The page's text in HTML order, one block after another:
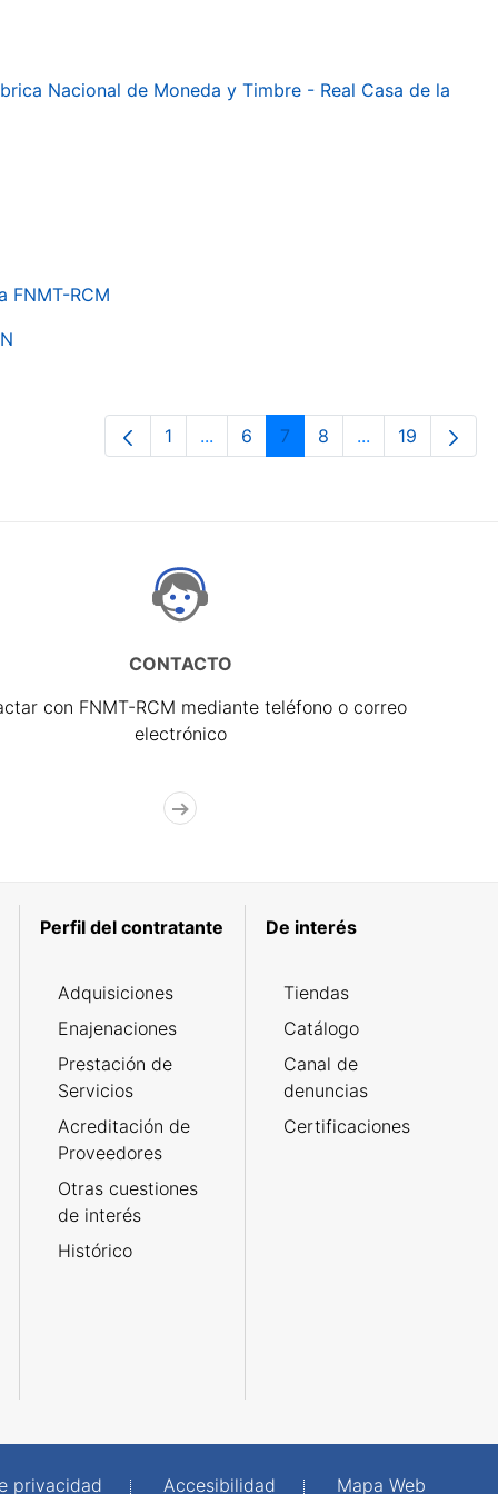
Nacional de Moneda y Timbre - Real Casa de la
FNMT-RCM
Página
1 ...Páginas intermedias Use TAB
Página
6 Página
7 Página
8 ...PáginasPágina
19
CONTACTO
con FNMT-RCM mediante teléfono o correo
electrónico
Perfil del contratante
Adquisiciones
Enajenaciones
Prestación de
Servicios
Acreditación de
Proveedores
Otras cuestiones
de interés
Histórico
De interés
Tiendas
Catálogo
Canal de
denuncias
Certificaciones
privacidad Accesibilidad Mapa Web